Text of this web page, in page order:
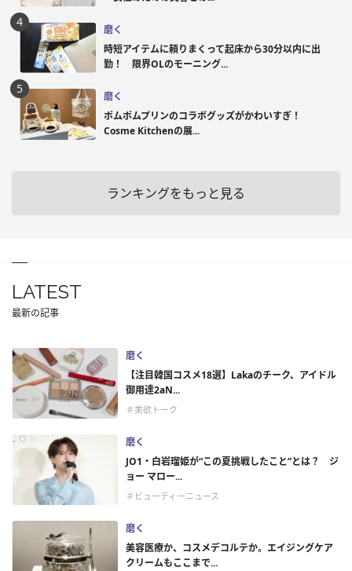
磨く
時短アイテムに頼りまくって起床から30分以内に出
勤！ 限界OLのモーニング...
磨く
ポムポムプリンのコラボグッズがかわいすぎ！
Cosme Kitchenの展...
ランキングをもっと見る
LATEST
最新の記事
磨く
【注目韓国コスメ18選】Lakaのチーク、アイドル
御用達2aN...
＃美欲トーク
磨く
JO1・白岩瑠姫が“この夏挑戦したこと”とは？ ジ
ョー マロー...
＃ビューティーニュース
磨く
美容医療か、コスメデコルテか。エイジングケア
クリームもここまで...